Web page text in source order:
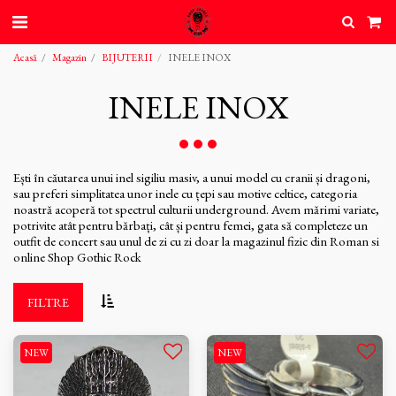
Acasă Magazin BIJUTERII INELE INOX
INELE INOX
Ești în căutarea unui inel sigiliu masiv, a unui model cu cranii și dragoni,
sau preferi simplitatea unor inele cu țepi sau motive celtice, categoria
noastră acoperă tot spectrul culturii underground. Avem mărimi variate,
potrivite atât pentru bărbați, cât și pentru femei, gata să completeze un
outfit de concert sau unul de zi cu zi doar la magazinul fizic din Roman si
online Shop Gothic Rock
FILTRE
NEW NEW